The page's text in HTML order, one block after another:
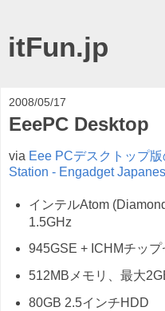
itFun.jp
2008/05/17
EeePC Desktop
via Eee PCデスクトップ
Station - Engadget
インテルAtom
1.5GHz
945GSE + ICHMチップ
512MBメモリ、最大
80GB 2.5インチHDD